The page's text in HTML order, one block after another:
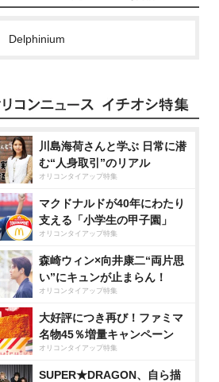
Delphinium
川島海荷さんと学ぶ 日常に潜
む“人身取引”のリアル
オリコンタイアップ特集
マクドナルドが40年にわたり
支える「小学生の甲子園」
オリコンタイアップ特集
森崎ウィン×向井康二“両片思
い”にキュンが止まらん！
オリコンタイアップ特集
大好評につき再び！ファミマ
名物45％増量キャンペーン
オリコンタイアップ特集
SUPER★DRAGON、自ら描